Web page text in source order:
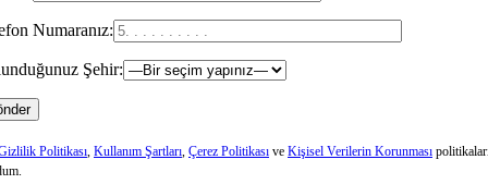
Numaranız:
Şehir:
Politikası, Kullanım Şartları, Çerez Politikası ve Kişisel Verilerin Korunması